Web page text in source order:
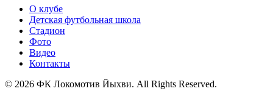
О клубе
Детская футбольная школа
Стадион
Фото
Видео
Контакты
© 2026 ФК Локомотив Йыхви. All Rights Reserved.